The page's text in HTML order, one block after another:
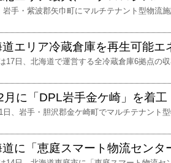
岩手・紫波郡矢巾町にマルチテナント型物流
エリア冷蔵倉庫を再生可能エ
17日、北海道で運営する全冷蔵倉庫6拠点の
に「DPL岩手金ケ崎」を着工
日、岩手・胆沢郡金ケ崎町でマルチテナント
に「恵庭スマート物流センタ